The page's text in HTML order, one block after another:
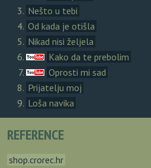
Nešto u tebi
Od kada je otišla
Nikad nisi željela
Kako da te prebolim
Oprosti mi sad
Prijatelju moj
Loša navika
REFERENCE
shop.crorec.hr